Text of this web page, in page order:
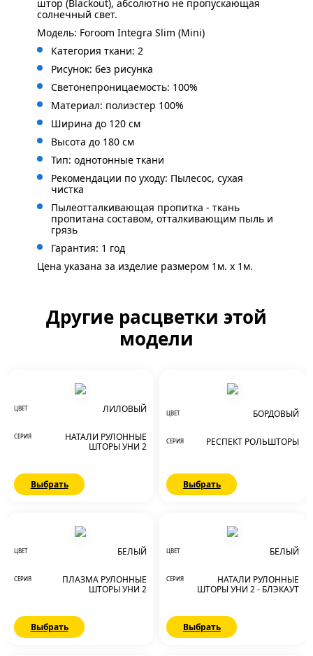
штор (Blackout), абсолютно не пропускающая
солнечный свет.
Модель: Foroom Integra Slim (Mini)
Категория ткани: 2
Рисунок: без рисунка
Светонепроницаемость: 100%
Материал: полиэстер 100%
Ширина до 120 см
Высота до 180 см
Тип: однотонные ткани
Рекомендации по уходу: Пылесос, сухая
чистка
Пылеотталкивающая пропитка - ткань
пропитана составом, отталкивающим пыль и
грязь
Гарантия: 1 год
Цена указана за изделие размером 1м. x 1м.
Другие расцветки этой
модели
ЦВЕТ ЛИЛОВЫЙ
СЕРИЯ
НАТАЛИ РУЛОННЫЕ
ШТОРЫ УНИ 2
Выбрать
ЦВЕТ БОРДОВЫЙ
СЕРИЯ РЕСПЕКТ РОЛЬШТОРЫ
Выбрать
ЦВЕТ БЕЛЫЙ
СЕРИЯ
ПЛАЗМА РУЛОННЫЕ
ШТОРЫ УНИ 2
Выбрать
ЦВЕТ БЕЛЫЙ
СЕРИЯ
НАТАЛИ РУЛОННЫЕ
ШТОРЫ УНИ 2 - БЛЭКАУТ
Выбрать